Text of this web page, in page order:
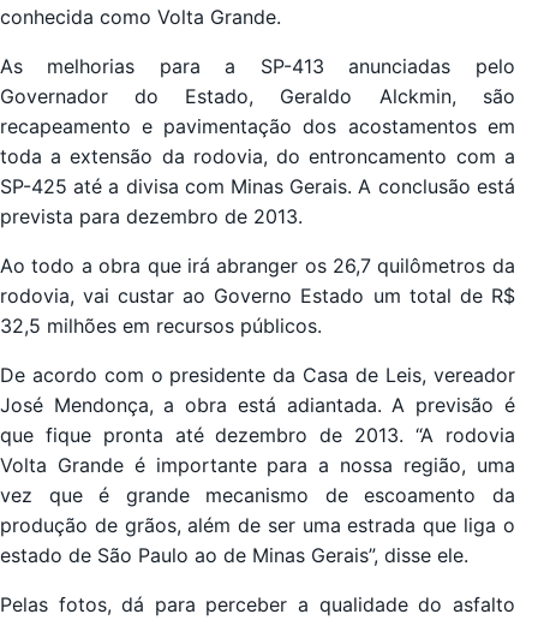
conhecida como Volta Grande.
As melhorias para a SP-413 anunciadas pelo
Governador do Estado, Geraldo Alckmin, são
recapeamento e pavimentação dos acostamentos em
toda a extensão da rodovia, do entroncamento com a
SP-425 até a divisa com Minas Gerais. A conclusão está
prevista para dezembro de 2013.
Ao todo a obra que irá abranger os 26,7 quilômetros da
rodovia, vai custar ao Governo Estado um total de R$
32,5 milhões em recursos públicos.
De acordo com o presidente da Casa de Leis, vereador
José Mendonça, a obra está adiantada. A previsão é
que fique pronta até dezembro de 2013. “A rodovia
Volta Grande é importante para a nossa região, uma
vez que é grande mecanismo de escoamento da
produção de grãos, além de ser uma estrada que liga o
estado de São Paulo ao de Minas Gerais”, disse ele.
Pelas fotos, dá para perceber a qualidade do asfalto